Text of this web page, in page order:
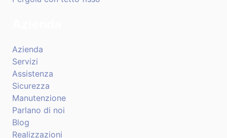
Azienda
Servizi
Assistenza
Sicurezza
Manutenzione
Parlano di noi
Blog
Realizzazioni